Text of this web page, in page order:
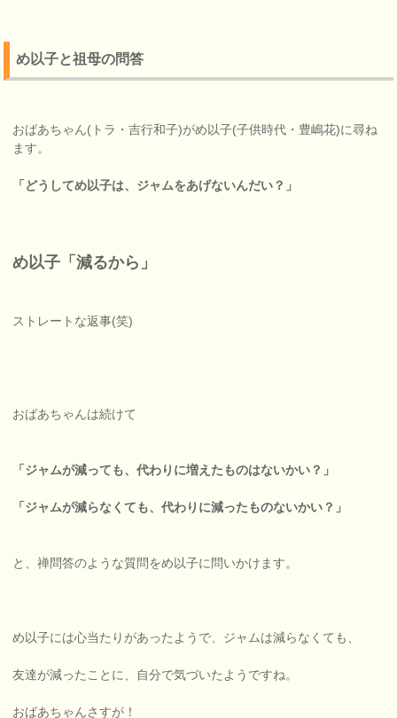
め以子と祖母の問答
おばあちゃん(トラ・吉行和子)がめ以子(子供時代・豊嶋花)に尋ね
ます。
「どうしてめ以子は、ジャムをあげないんだい？」
め以子「減るから」
ストレートな返事(笑)
おばあちゃんは続けて
「ジャムが減っても、代わりに増えたものはないかい？」
「ジャムが減らなくても、代わりに減ったものないかい？」
と、禅問答のような質問をめ以子に問いかけます。
め以子には心当たりがあったようで、ジャムは減らなくても、
友達が減ったことに、自分で気づいたようですね。
おばあちゃんさすが！